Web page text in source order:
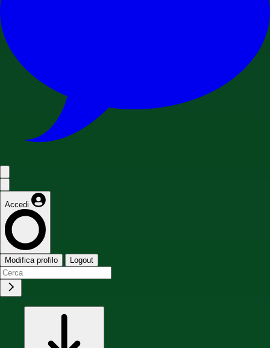
Accedi
Modifica profilo Logout